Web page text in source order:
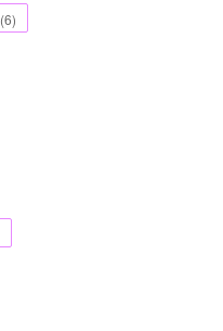
(6)